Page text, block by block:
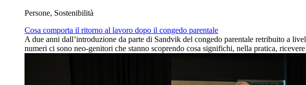
Persone, Sostenibilità
Cosa comporta il ritorno al lavoro dopo il congedo parentale
A due anni dall’introduzione da parte di Sandvik del congedo parentale retribuito a
numeri ci sono neo-genitori che stanno scoprendo cosa significhi, nella pratica, ricevere